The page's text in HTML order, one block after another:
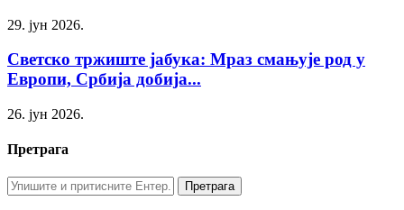
29. јун 2026.
Светско тржиште јабука: Мраз смањује род у
Европи, Србија добија...
26. јун 2026.
Претрага